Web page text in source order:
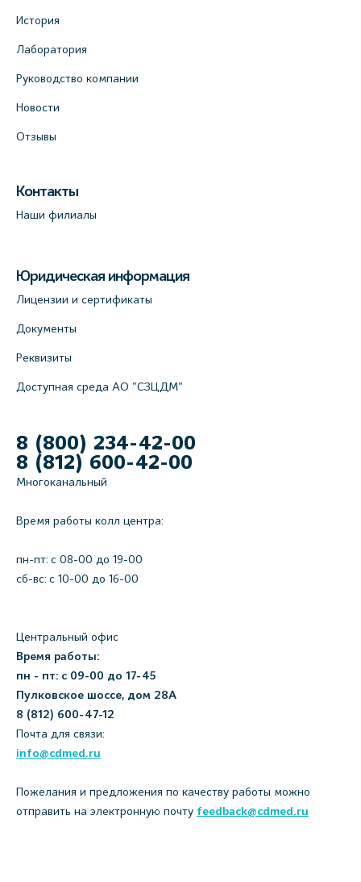
История
Лаборатория
Руководство компании
Новости
Отзывы
Контакты
Наши филиалы
Юридическая информация
Лицензии и сертификаты
Документы
Реквизиты
Доступная среда АО "СЗЦДМ"
8 (800) 234-42-00
8 (812) 600-42-00
Многоканальный
Время работы колл центра:
пн-пт: c 08-00 до 19-00
сб-вс: с 10-00 до 16-00
Центральный офис
Время работы:
пн - пт: с 09-00 до 17-45
Пулковское шоссе, дом 28А
8 (812) 600-47-12
Почта для связи:
info@cdmed.ru
Пожелания и предложения по качеству работы можно
отправить на электронную почту feedback@cdmed.ru